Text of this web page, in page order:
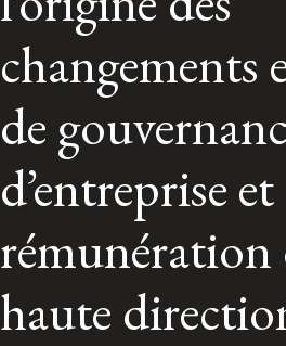
Réseau des anciens d’Osler
Contactez-nous
ENGLISH
S’abonner aux articles Osler
S’abonner
changements
de
d’entreprise
rémunération
haute